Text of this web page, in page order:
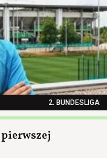
2. BUNDESLIGA